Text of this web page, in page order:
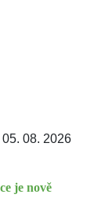
05. 08. 2026
je nově